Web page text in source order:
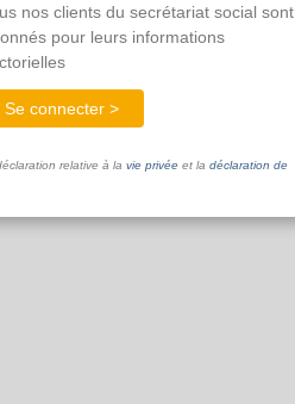
nos clients du secrétariat social sont
pour leurs informations
Se connecter >
relative à la vie privéeet la déclaration de